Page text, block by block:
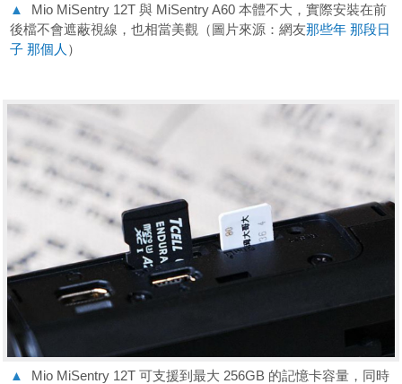
▲
Mio MiSentry 12T 與 MiSentry A60 本體不大，實際安裝在前
後檔不會遮蔽視線，也相當美觀（圖片來源：網友那些年 那段日
子 那個人 ）
▲
Mio MiSentry 12T 可支援到最大 256GB 的記憶卡容量，同時